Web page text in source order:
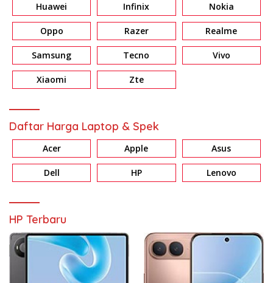
Huawei Infinix Nokia
Oppo Razer Realme
Samsung Tecno Vivo
Xiaomi Zte
Daftar Harga Laptop & Spek
Acer Apple Asus
Dell HP Lenovo
HP Terbaru